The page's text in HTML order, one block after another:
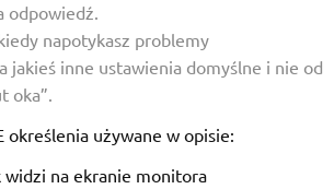
odpowiedź.
napotykasz problemy
jakieś inne ustawienia domyślne i nie od
oka”.
określenia używane w opisie:
na ekranie monitora